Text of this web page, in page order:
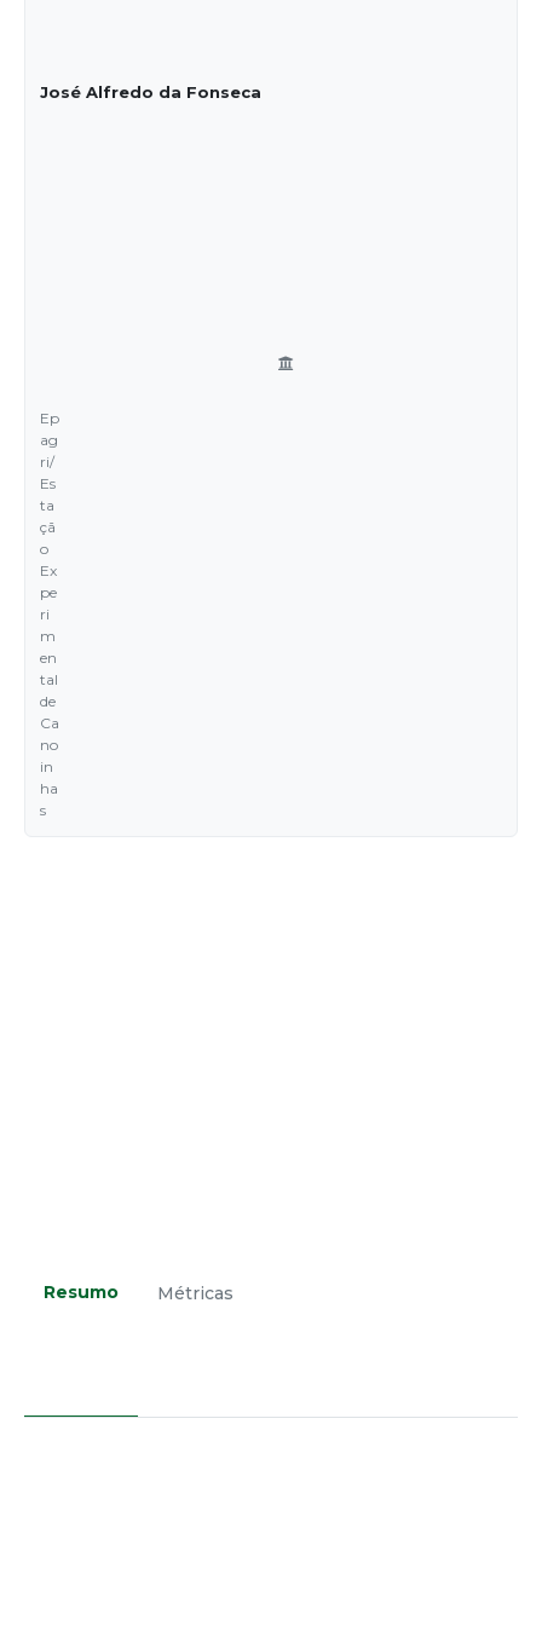
José Alfredo da Fonseca
Ep
ag
ri/
Es
ta
çã
o
Ex
pe
ri
m
en
tal
de
Ca
no
in
ha
s
Resumo Métricas